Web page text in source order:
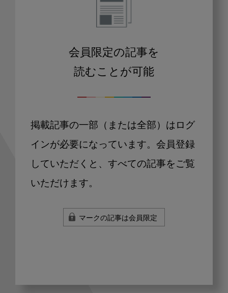
会員限定の記事を
読むことが可能
掲載記事の一部（または全部）はログ
インが必要になっています。会員登録
していただくと、すべての記事をご覧
いただけます。
マークの記事は会員限定